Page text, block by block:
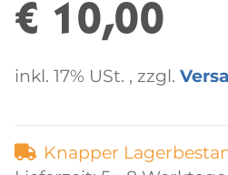
€ 10,00
inkl. 17% USt. , zzgl.
Knapper